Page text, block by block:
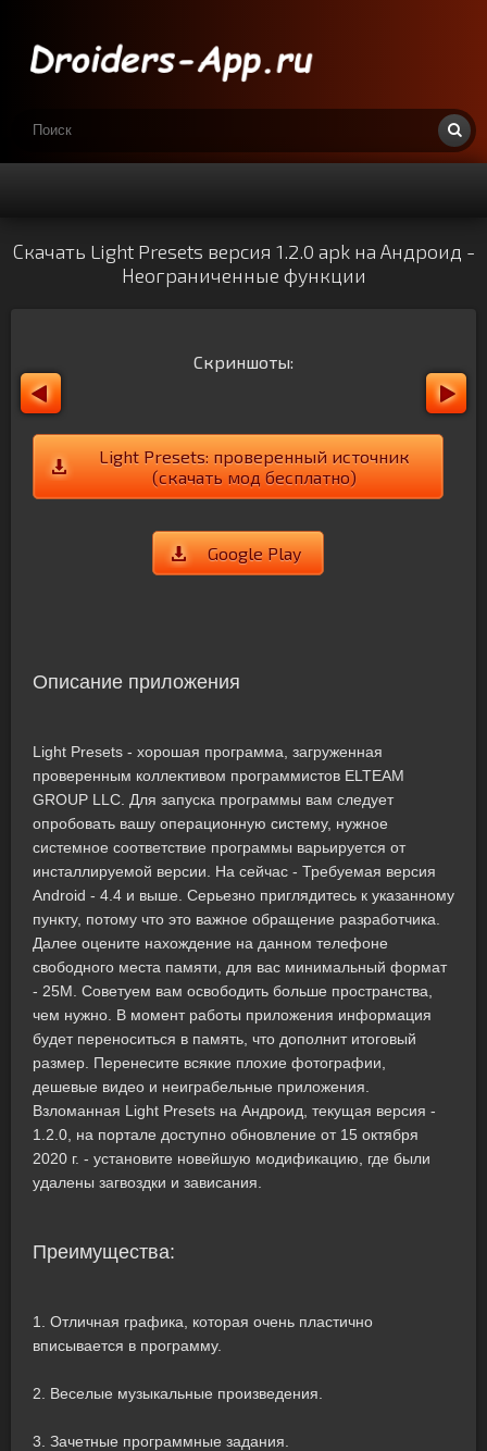
Скачать Light Presets версия 1.2.0 apk на Андроид -
Неограниченные функции
Скриншоты:
Light Presets: проверенный источник
(скачать мод бесплатно)
Google Play
Описание приложения
Light Presets - хорошая программа, загруженная
проверенным коллективом программистов ELTEAM
GROUP LLC. Для запуска программы вам следует
опробовать вашу операционную систему, нужное
системное соответствие программы варьируется от
инсталлируемой версии. На сейчас - Требуемая версия
Android - 4.4 и выше. Серьезно приглядитесь к указанному
пункту, потому что это важное обращение разработчика.
Далее оцените нахождение на данном телефоне
свободного места памяти, для вас минимальный формат
- 25M. Советуем вам освободить больше пространства,
чем нужно. В момент работы приложения информация
будет переноситься в память, что дополнит итоговый
размер. Перенесите всякие плохие фотографии,
дешевые видео и неиграбельные приложения.
Взломанная Light Presets на Андроид, текущая версия -
1.2.0, на портале доступно обновление от 15 октября
2020 г. - установите новейшую модификацию, где были
удалены загвоздки и зависания.
Преимущества:
1. Отличная графика, которая очень пластично
вписывается в программу.
2. Веселые музыкальные произведения.
3. Зачетные программные задания.